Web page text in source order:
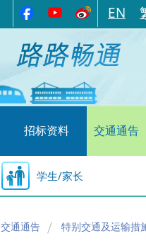
EN
招标资料 交通通告
学生/家长
交通通告 特别交通及运输措